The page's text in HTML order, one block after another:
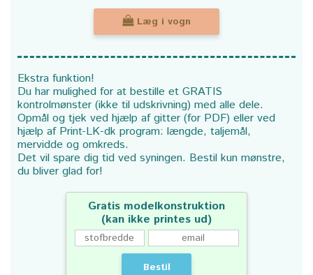
Læg i vogn
Ekstra funktion!
Du har mulighed for at bestille et GRATIS
kontrolmønster (ikke til udskrivning) med alle dele.
Opmål og tjek ved hjælp af gitter (for PDF) eller ved
hjælp af Print-LK-dk program: længde, taljemål,
mervidde og omkreds.
Det vil spare dig tid ved syningen. Bestil kun mønstre,
du bliver glad for!
Gratis modelkonstruktion
(kan ikke printes ud)
Bestil